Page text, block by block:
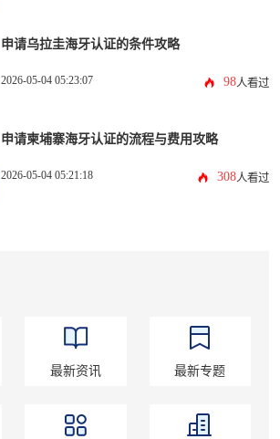
申请乌拉圭海牙认证的条件攻略
2026-05-04 05:23:07 98人看过
申请柬埔寨海牙认证的流程与费用攻略
2026-05-04 05:21:18 308人看过
最新资讯 最新专题